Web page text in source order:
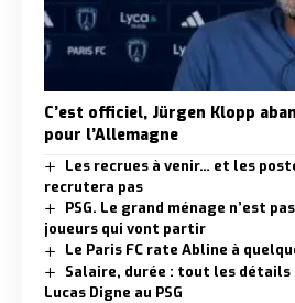
C’est officiel, Jürgen Klopp
pour l’Allemagne
Les recrues à venir… et les
recrutera pas
PSG. Le grand ménage n’est
joueurs qui vont partir
Le Paris FC rate Abline à
Salaire, durée : tout les
Lucas Digne au PSG